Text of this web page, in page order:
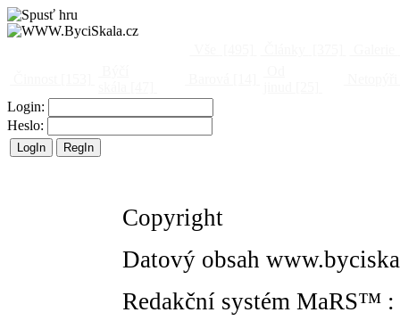
Login:
Heslo:
Copyright
Datový obsah
Redakční systém MaRS™